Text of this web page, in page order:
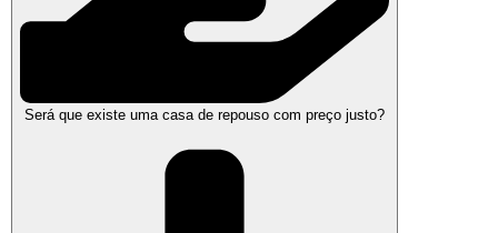
Será que existe uma casa de repouso com preço justo?